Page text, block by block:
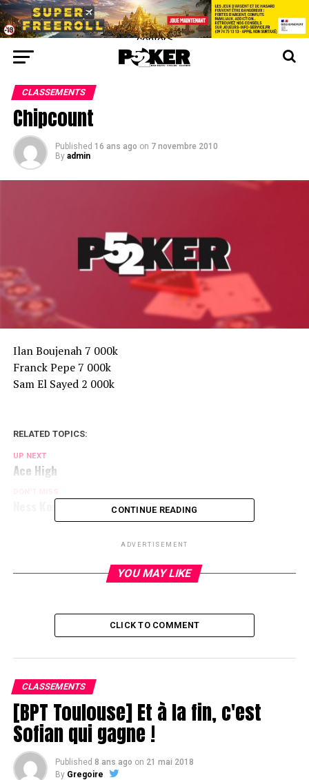
center>
CLASSEMENTS
Chipcount
Published 16 ans ago on 7 novembre 2010
By admin
Ilan Boujenah 7 000k
Franck Pepe 7 000k
Sam El Sayed 2 000k
RELATED TOPICS:
UP NEXT
Ace High
Ness Kourdourli OUT 4ème (109 886€)
CONTINUE READING
ADVERTISEMENT
YOU MAY LIKE
CLICK TO COMMENT
CLASSEMENTS
[BPT Toulouse] Et à la fin, c'est
Sofian qui gagne !
Published 8 ans ago on 21 mai 2018
By Gregoire